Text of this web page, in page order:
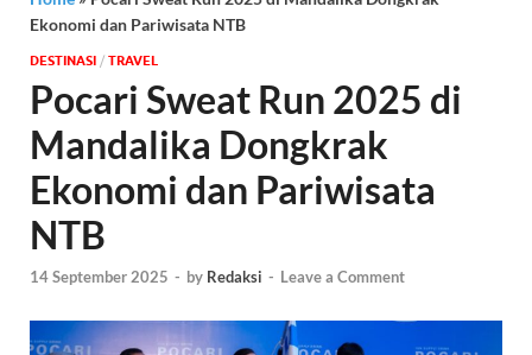
Ekonomi dan Pariwisata NTB
DESTINASI / ‎TRAVEL
Pocari Sweat Run 2025 di
Mandalika Dongkrak
Ekonomi dan Pariwisata
NTB
14 September 2025 - by Redaksi - Leave a Comment